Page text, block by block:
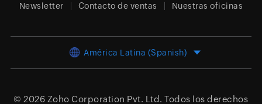
Newsletter Contacto de ventas Nuestras oficinas
América Latina (Spanish)
© 2026 Zoho Corporation Pvt. Ltd. Todos los derechos